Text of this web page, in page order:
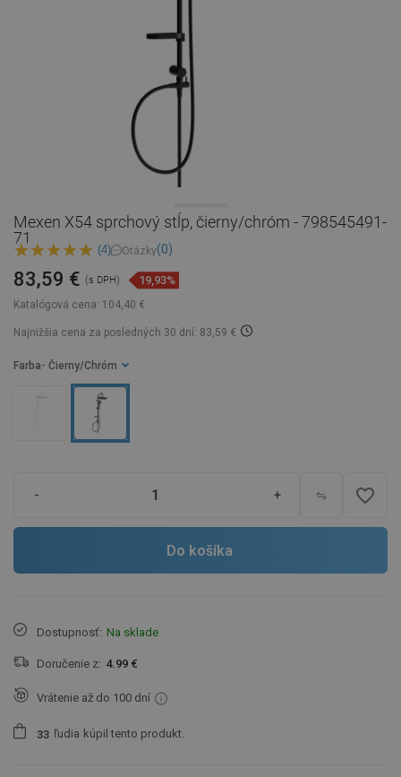
Mexen X54 sprchový stĺp, čierny/chróm - 798545491-
71
(4) Otázky(0)
Katalógová cena: 104,40 €
83,59 € (s DPH) 19,93%
Najnižšia cena za posledných 30 dní: 83,59 €
Farba - Čierny/Chróm
- + favorite_border
Do košíka
Dostupnosť: Na sklade
Doručenie z: 4.99 €
Vrátenie až do 100 dní
33 ľudia kúpil tento produkt.